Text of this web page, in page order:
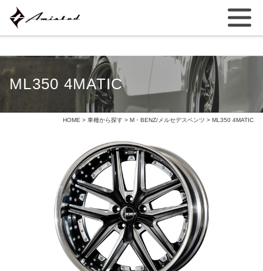
ML350 4MATIC
HOME > 車種から探す > M・BENZ/メルセデスベンツ > ML350 4MATIC